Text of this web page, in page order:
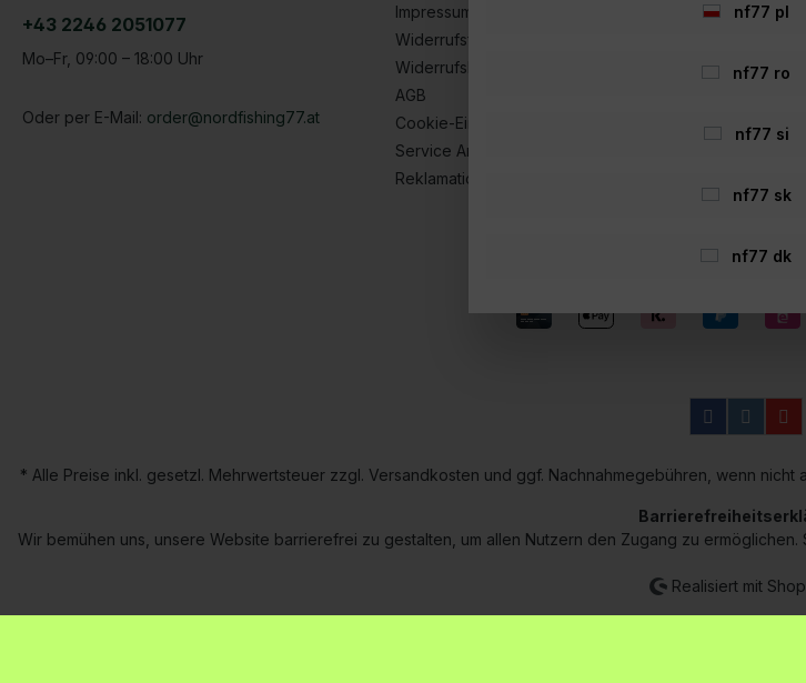
+43 2246 2051077
Mo–Fr, 09:00 – 18:00 Uhr
Oder per E-Mail: order@nordfishing77.at
Impressum
Widerrufsformular
Widerrufsbelehrung
AGB
Cookie-Einstellungen
Service Anfrage
Reklamationen
Jobs
* Alle Preise inkl. gesetzl. Mehrwertsteuer zzgl. Versandkosten und ggf. Nachnahmegebühren, wenn
Wir bemühen uns, unsere Website barrierefrei zu gestalten, um allen Nutzern den Zugang zu
Realisiert mit
nf77 pl
nf77 ro
nf77 si
nf77 sk
nf77 dk